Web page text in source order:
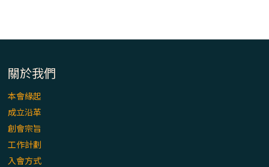
例
關於我們
本會緣起
成立沿革
創會宗旨
工作計劃
入會方式